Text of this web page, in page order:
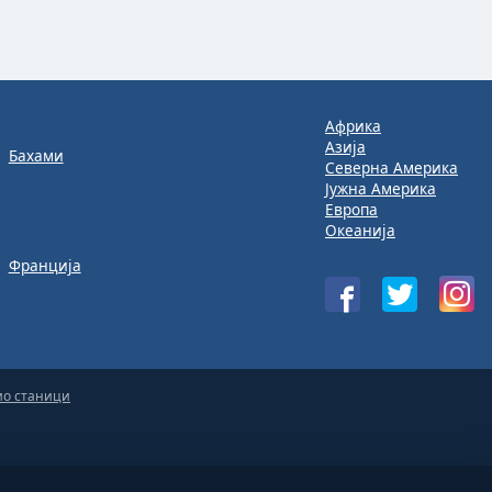
Бахами
Франција
Африка
Азија
Северна Америка
Јужна Америка
Европа
Океанија
станици